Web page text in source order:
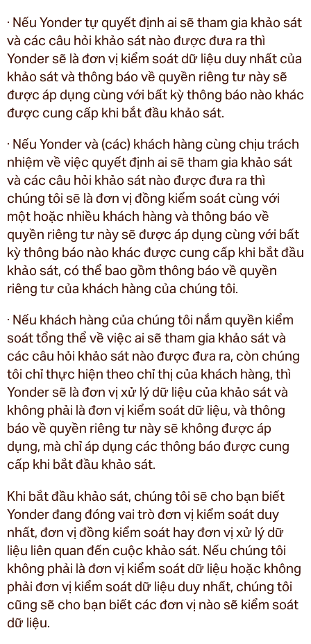
· Nếu Yonder tự quyết định ai sẽ tham gia khảo sát
và các câu hỏi khảo sát nào được đưa ra thì
Yonder sẽ là đơn vị kiểm soát dữ liệu duy nhất của
khảo sát và thông báo về quyền riêng tư này sẽ
được áp dụng cùng với bất kỳ thông báo nào khác
được cung cấp khi bắt đầu khảo sát.
· Nếu Yonder và (các) khách hàng cùng chịu trách
nhiệm về việc quyết định ai sẽ tham gia khảo sát
và các câu hỏi khảo sát nào được đưa ra thì
chúng tôi sẽ là đơn vị đồng kiểm soát cùng với
một hoặc nhiều khách hàng và thông báo về
quyền riêng tư này sẽ được áp dụng cùng với bất
kỳ thông báo nào khác được cung cấp khi bắt đầu
khảo sát, có thể bao gồm thông báo về quyền
riêng tư của khách hàng của chúng tôi.
· Nếu khách hàng của chúng tôi nắm quyền kiểm
soát tổng thể về việc ai sẽ tham gia khảo sát và
các câu hỏi khảo sát nào được đưa ra, còn chúng
tôi chỉ thực hiện theo chỉ thị của khách hàng, thì
Yonder sẽ là đơn vị xử lý dữ liệu của khảo sát và
không phải là đơn vị kiểm soát dữ liệu, và thông
báo về quyền riêng tư này sẽ không được áp
dụng, mà chỉ áp dụng các thông báo được cung
cấp khi bắt đầu khảo sát.
Khi bắt đầu khảo sát, chúng tôi sẽ cho bạn biết
Yonder đang đóng vai trò đơn vị kiểm soát duy
nhất, đơn vị đồng kiểm soát hay đơn vị xử lý dữ
liệu liên quan đến cuộc khảo sát. Nếu chúng tôi
không phải là đơn vị kiểm soát dữ liệu hoặc không
phải đơn vị kiểm soát dữ liệu duy nhất, chúng tôi
cũng sẽ cho bạn biết các đơn vị nào sẽ kiểm soát
dữ liệu.